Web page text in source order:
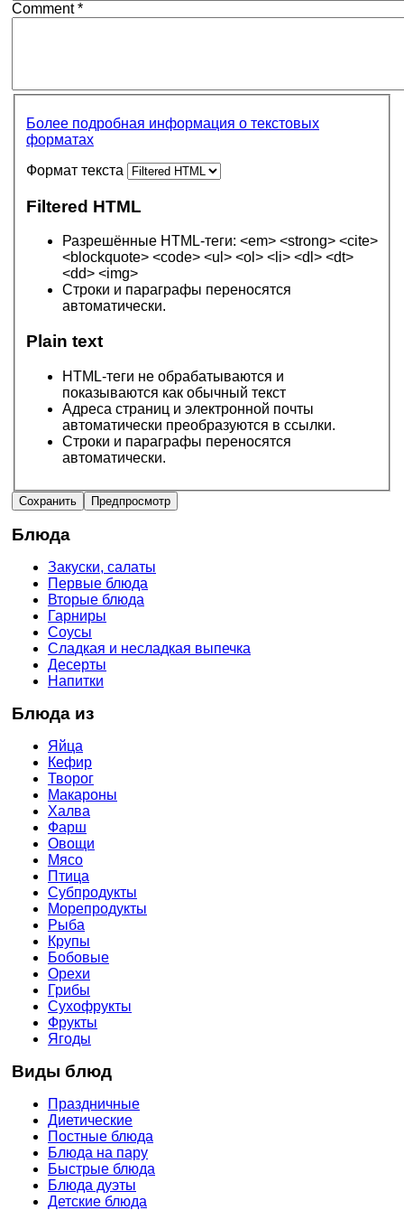
Comment*
Более подробная информация о текстовых
форматах
Формат текста
Filtered HTML
Разрешённые HTML-теги: <em> <strong> <cite>
<blockquote> <code> <ul> <ol> <li> <dl> <dt>
<dd> <img>
Строки и параграфы переносятся
автоматически.
Plain text
HTML-теги не обрабатываются и
показываются как обычный текст
Адреса страниц и электронной почты
автоматически преобразуются в ссылки.
Строки и параграфы переносятся
автоматически.
Блюда
Закуски, салаты
Первые блюда
Вторые блюда
Гарниры
Соусы
Сладкая и несладкая выпечка
Десерты
Напитки
Блюда из
Яйца
Кефир
Творог
Макароны
Халва
Фарш
Овощи
Мясо
Птица
Субпродукты
Морепродукты
Рыба
Крупы
Бобовые
Орехи
Грибы
Сухофрукты
Фрукты
Ягоды
Виды блюд
Праздничные
Диетические
Постные блюда
Блюда на пару
Быстрые блюда
Блюда дуэты
Детские блюда